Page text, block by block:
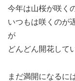
今年は山桜が咲く
いつもは咲くのが
が
どんどん開花して
まだ満開になるに